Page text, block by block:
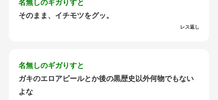
名無しのギガりすと
そのまま、イチモツをグッ。
レス返し
名無しのギガりすと
ガキのエロアピールとか後の黒歴史以外何物でもない
よな